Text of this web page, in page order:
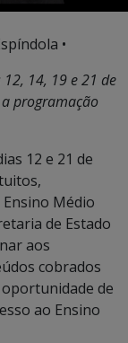
•
14, 19 e 21 de
programação
12 e 21 de
Médio
de Estado
aos
cobrados
de
ao Ensino